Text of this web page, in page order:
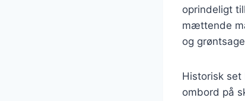
oprindeligt
mættende
og
Historisk
ombord på